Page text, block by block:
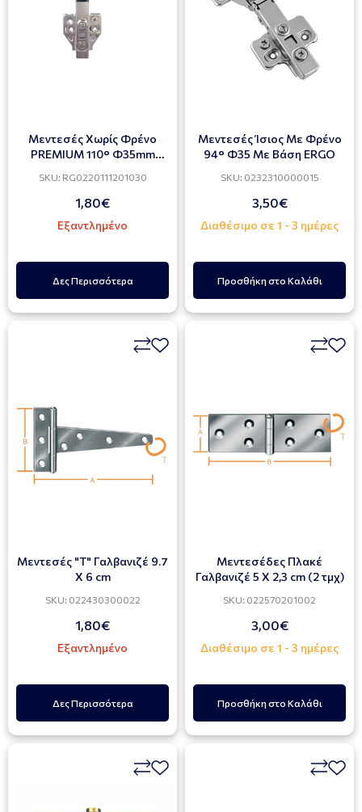
Mεντεσές Χωρίς Φρένο
PREMIUM 110° Φ35mm
(2ΤΜΧ)
SKU: RG0220111201030
1,80€
Εξαντλημένο
Δες Περισσότερα
Μεντεσές Ίσιος Με Φρένο
94° Φ35 Με Βάση ERGO
SKU: 0232310000015
3,50€
Διαθέσιμο σε 1 - 3 ημέρες
Προσθήκη στο Καλάθι
Μεντεσές "Τ" Γαλβανιζέ 9.7
X 6 cm
SKU: 022430300022
1,80€
Εξαντλημένο
Δες Περισσότερα
Μεντεσέδες Πλακέ
Γαλβανιζέ 5 X 2,3 cm (2 τμχ)
SKU: 022570201002
3,00€
Διαθέσιμο σε 1 - 3 ημέρες
Προσθήκη στο Καλάθι